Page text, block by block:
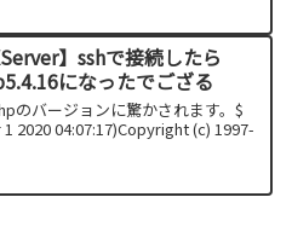
】sshで接続したら
になったでござる
のバージョンに驚かされます。$
2020 04:07:17)Copyright (c) 1997-